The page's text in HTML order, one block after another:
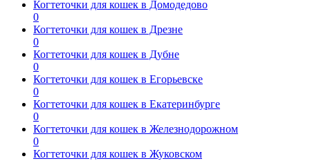
Когтеточки для кошек в Домодедово
0
Когтеточки для кошек в Дрезне
0
Когтеточки для кошек в Дубне
0
Когтеточки для кошек в Егорьевске
0
Когтеточки для кошек в Екатеринбурге
0
Когтеточки для кошек в Железнодорожном
0
Когтеточки для кошек в Жуковском